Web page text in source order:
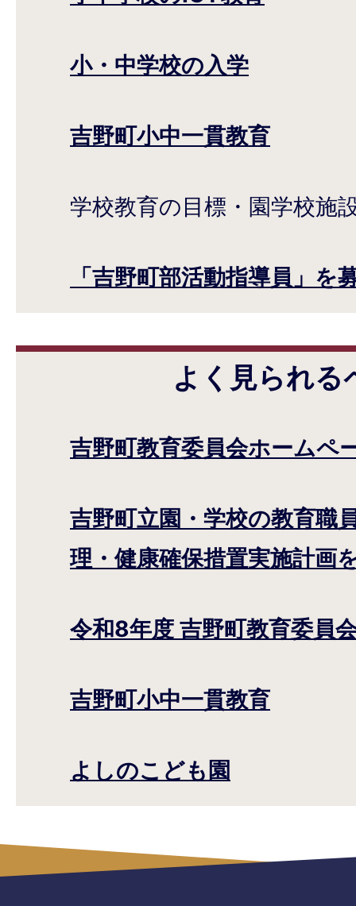
小・中学校の入学
吉野町小中一貫教育
学校教育の目標・園学校施
「吉野町部活動指導員」を
よく見られる
吉野町教育委員会ホームペ
吉野町立園・学校の教育職
理・健康確保措置実施計画
令和8年度 吉野町教育委員
吉野町小中一貫教育
よしのこども園